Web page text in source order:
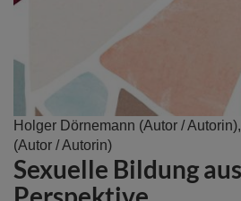
Holger Dörnemann (Autor / Autorin),
(Autor / Autorin)
Sexuelle Bildung
Zum
Anfang
der
Bildergalerie